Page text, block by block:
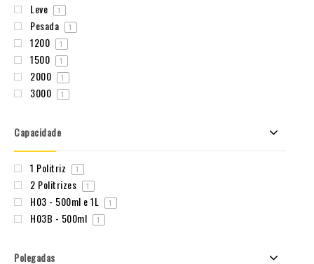
Leve 1
Pesada 1
1200 1
1500 1
2000 1
3000 1
Capacidade
1 Politriz 1
2 Politrizes 1
H03 - 500ml e 1L 1
H03B - 500ml 1
Polegadas